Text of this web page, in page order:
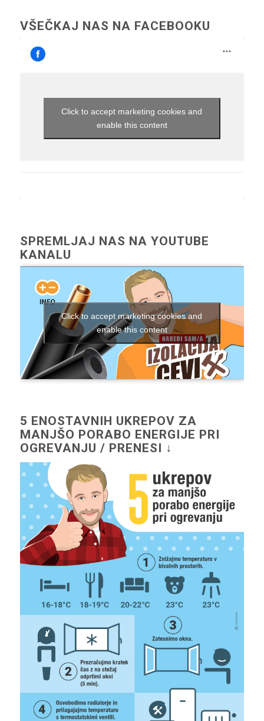
VŠEČKAJ NAS NA FACEBOOKU
Click to accept marketing cookies and
enable this content
SPREMLJAJ NAS NA YOUTUBE
KANALU
Click to accept marketing cookies and
enable this content
5 ENOSTAVNIH UKREPOV ZA
MANJŠO PORABO ENERGIJE PRI
OGREVANJU / PRENESI ↓